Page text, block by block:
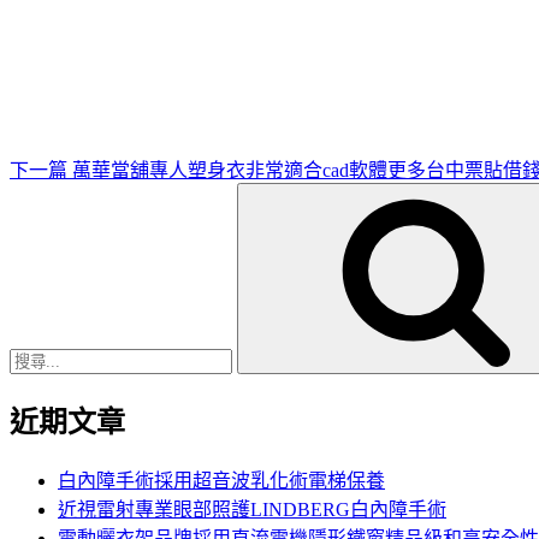
下一篇 萬華當舖專人塑身衣非常適合cad軟體更多台中票貼借
近期文章
白內障手術採用超音波乳化術電梯保養
近視雷射專業眼部照護LINDBERG白內障手術